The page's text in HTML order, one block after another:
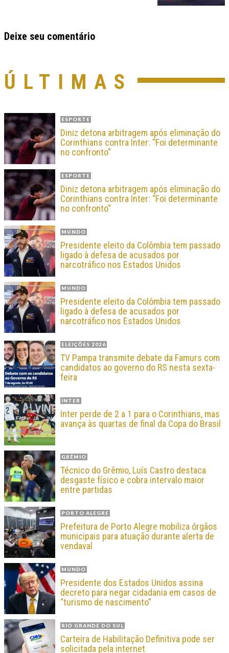
Deixe seu comentário
ÚLTIMAS
ESPORTE
Diniz detona arbitragem após eliminação do
Corinthians contra Inter: “Foi determinante
no confronto”
ESPORTE
Diniz detona arbitragem após eliminação do
Corinthians contra Inter: “Foi determinante
no confronto”
MUNDO
Presidente eleito da Colômbia tem passado
ligado à defesa de acusados por
narcotráfico nos Estados Unidos
MUNDO
Presidente eleito da Colômbia tem passado
ligado à defesa de acusados por
narcotráfico nos Estados Unidos
ELEIÇÕES 2026
TV Pampa transmite debate da Famurs com
candidatos ao governo do RS nesta sexta-
feira
INTER
Inter perde de 2 a 1 para o Corinthians, mas
avança às quartas de final da Copa do Brasil
GRÊMIO
Técnico do Grêmio, Luís Castro destaca
desgaste físico e cobra intervalo maior
entre partidas
PORTO ALEGRE
Prefeitura de Porto Alegre mobiliza órgãos
municipais para atuação durante alerta de
vendaval
MUNDO
Presidente dos Estados Unidos assina
decreto para negar cidadania em casos de
“turismo de nascimento”
RIO GRANDE DO SUL
Carteira de Habilitação Definitiva pode ser
solicitada pela internet